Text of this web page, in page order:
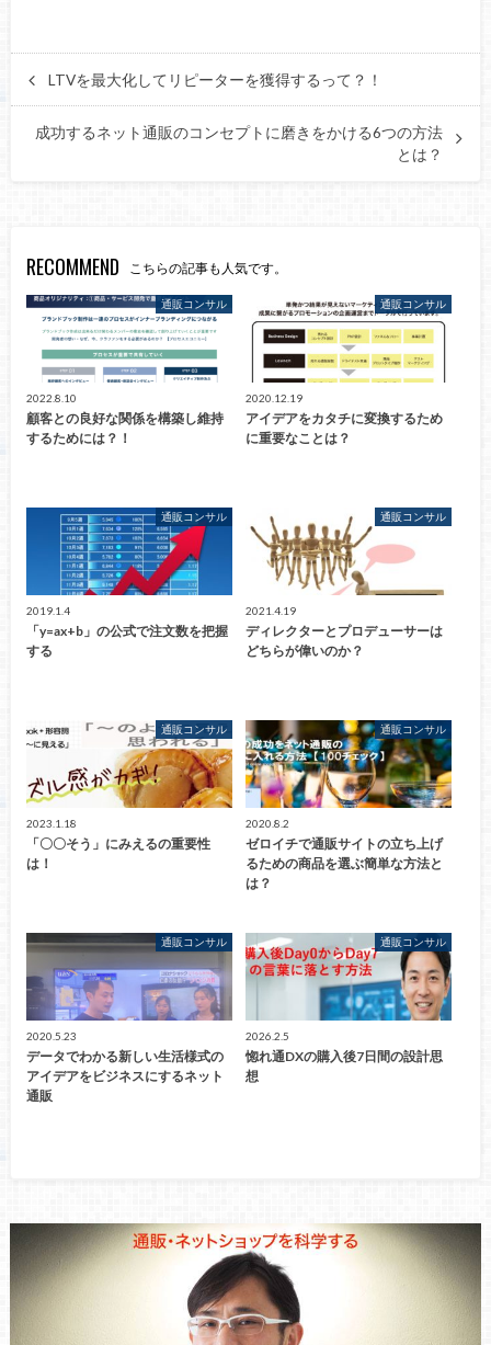
LTVを最大化してリピーターを獲得するって？！
成功するネット通販のコンセプトに磨きをかける6つの方法
とは？
RECOMMEND こちらの記事も人気です。
通販コンサル
2022.8.10
顧客との良好な関係を構築し維持
するためには？！
通販コンサル
2020.12.19
アイデアをカタチに変換するため
に重要なことは？
通販コンサル
2019.1.4
「y=ax+b」の公式で注文数を把握
する
通販コンサル
2021.4.19
ディレクターとプロデューサーは
どちらが偉いのか？
通販コンサル
2023.1.18
「〇〇そう」にみえるの重要性
は！
通販コンサル
2020.8.2
ゼロイチで通販サイトの立ち上げ
るための商品を選ぶ簡単な方法と
は？
通販コンサル
2020.5.23
データでわかる新しい生活様式の
アイデアをビジネスにするネット
通販
通販コンサル
2026.2.5
惚れ通DXの購入後7日間の設計思
想